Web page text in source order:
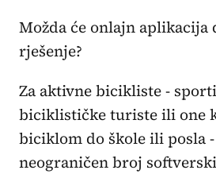
Možda će onlajn aplikacija
rješenje?
Za aktivne bicikliste -
biciklističke turiste ili one
biciklom do škole ili posla
neograničen broj